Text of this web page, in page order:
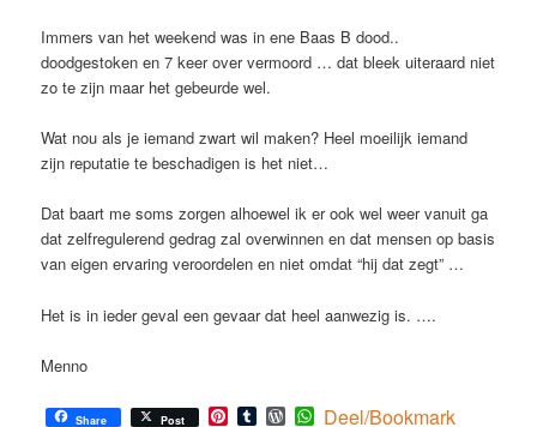
Immers van het weekend was in ene Baas B dood..
doodgestoken en 7 keer over vermoord … dat bleek uiteraard niet
zo te zijn maar het gebeurde wel.
Wat nou als je iemand zwart wil maken? Heel moeilijk iemand
zijn reputatie te beschadigen is het niet…
Dat baart me soms zorgen alhoewel ik er ook wel weer vanuit ga
dat zelfregulerend gedrag zal overwinnen en dat mensen op basis
van eigen ervaring veroordelen en niet omdat “hij dat zegt” …
Het is in ieder geval een gevaar dat heel aanwezig is. ….
Menno
Share Post Pinterest
TumblrWordPress
WhatsApp
Deel/Bookmark